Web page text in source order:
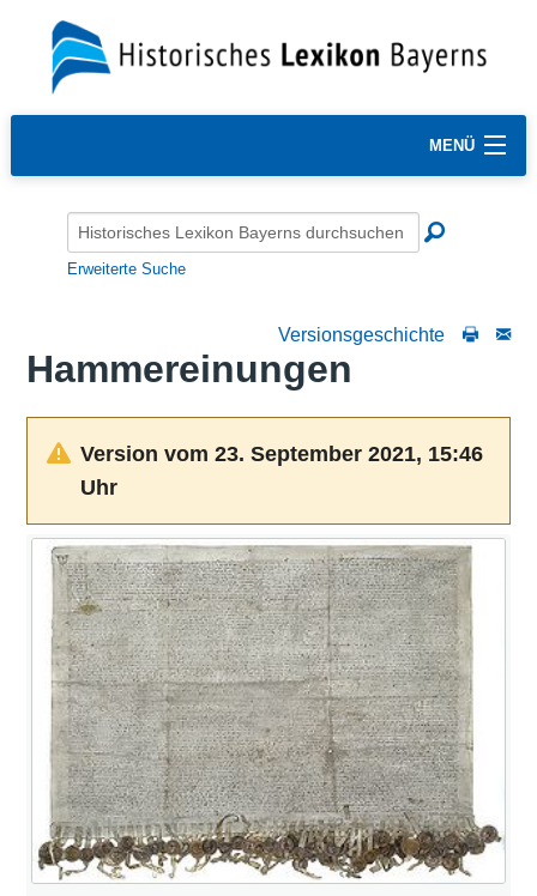
MENÜ
Erweiterte Suche
Versionsgeschichte
Hammereinungen
Version vom 23. September 2021, 15:46
Uhr